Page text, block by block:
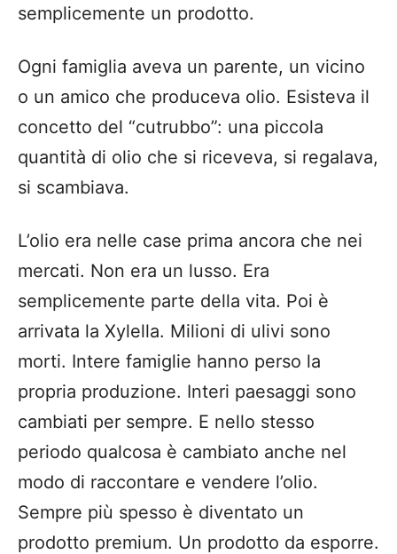
semplicemente un prodotto.
Ogni famiglia aveva un parente, un vicino
o un amico che produceva olio. Esisteva il
concetto del “cutrubbo”: una piccola
quantità di olio che si riceveva, si regalava,
si scambiava.
L’olio era nelle case prima ancora che nei
mercati. Non era un lusso. Era
semplicemente parte della vita. Poi è
arrivata la Xylella. Milioni di ulivi sono
morti. Intere famiglie hanno perso la
propria produzione. Interi paesaggi sono
cambiati per sempre. E nello stesso
periodo qualcosa è cambiato anche nel
modo di raccontare e vendere l’olio.
Sempre più spesso è diventato un
prodotto premium. Un prodotto da esporre.